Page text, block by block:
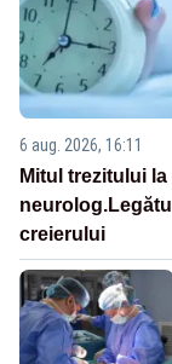
6 aug. 2026, 16:11
Mitul trezitului
creierului